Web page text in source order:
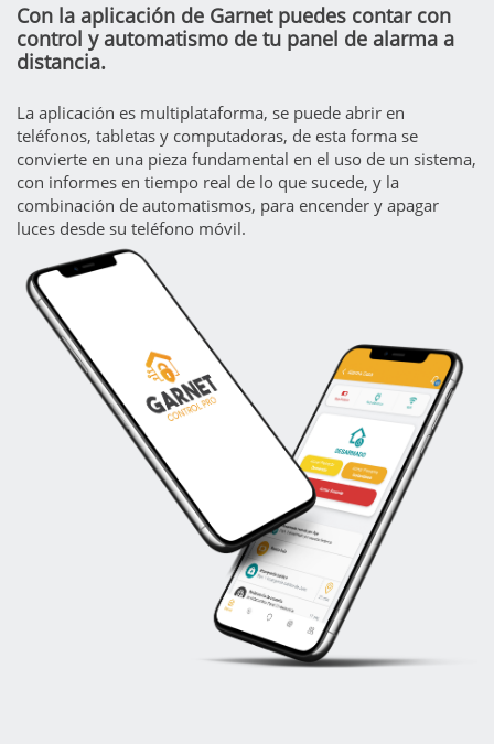
Con la aplicación de Garnet puedes contar con
control y automatismo de tu panel de alarma a
distancia.
La aplicación es multiplataforma, se puede abrir en
teléfonos, tabletas y computadoras, de esta forma se
convierte en una pieza fundamental en el uso de un sistema,
con informes en tiempo real de lo que sucede, y la
combinación de automatismos, para encender y apagar
luces desde su teléfono móvil.